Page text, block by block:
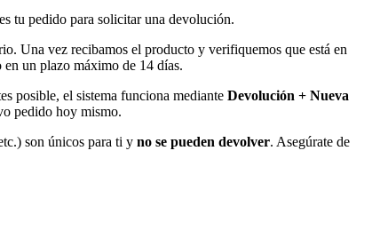
tu pedido para solicitar una devolución.
Una vez recibamos el producto y verifiquemos que está en
en un plazo máximo de 14 días.
posible, el sistema funciona mediante Devolución + Nueva
pedido hoy mismo.
son únicos para ti yno se pueden devolver. Asegúrate de